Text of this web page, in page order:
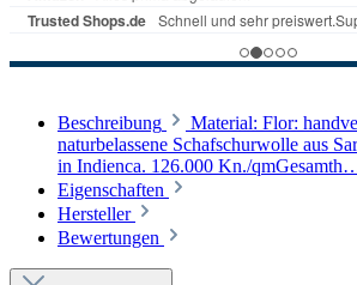
Beschreibung
Material: Flor:
naturbelassene Schafschurwolle aus
in Indienca. 126.000 Kn./
Eigenschaften
Hersteller
Bewertungen